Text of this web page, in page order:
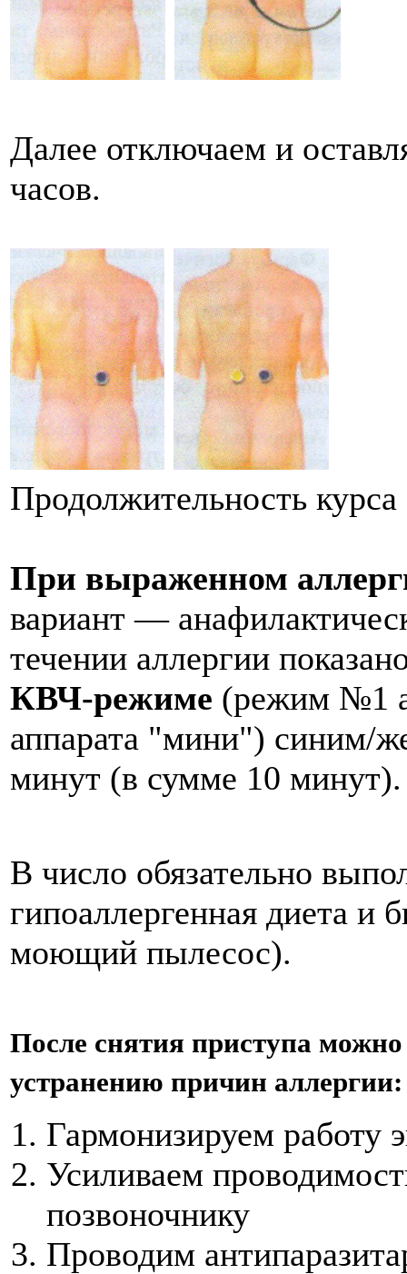
Далее отключаем и
часов.
Продолжительность
При выраженном
вариант —
течении аллергии
КВЧ-режиме (режим №1
аппарата "мини") синим/
минут (в сумме 10 минут).
В число обязательно
гипоаллергенная диета и
моющий пы­лесос).
После снятия приступа
устранению причин аллергии:
Гармонизируем работу
Усиливаем
позвоночнику
Проводим